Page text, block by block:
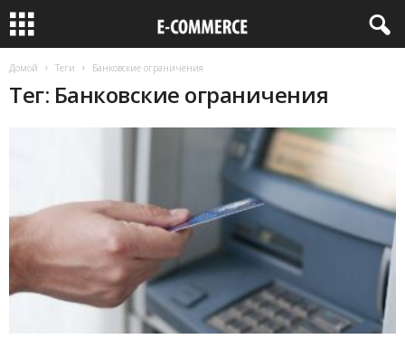
Домой Теги Банковские ограничения
Тег: Банковские ограничения